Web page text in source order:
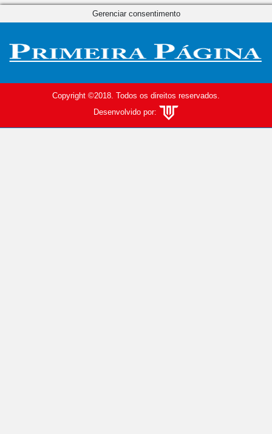
Copyright ©2018. Todos os direitos reservados.
Desenvolvido por:
Gerenciar consentimento